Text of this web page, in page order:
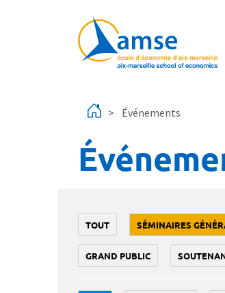
Événements
TOUT SÉMINAIRES
GRAND PUBLIC